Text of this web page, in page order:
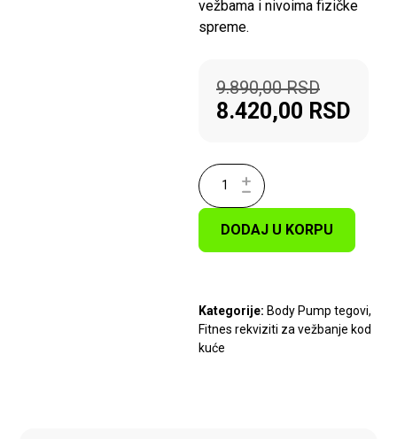
vežbama i nivoima fizičke
spreme.
9.890,00RSD
8.420,00 RSD
DODAJ U KORPU
Kategorije: Body Pump tegovi,
Fitnes rekviziti za vežbanje kod
kuće